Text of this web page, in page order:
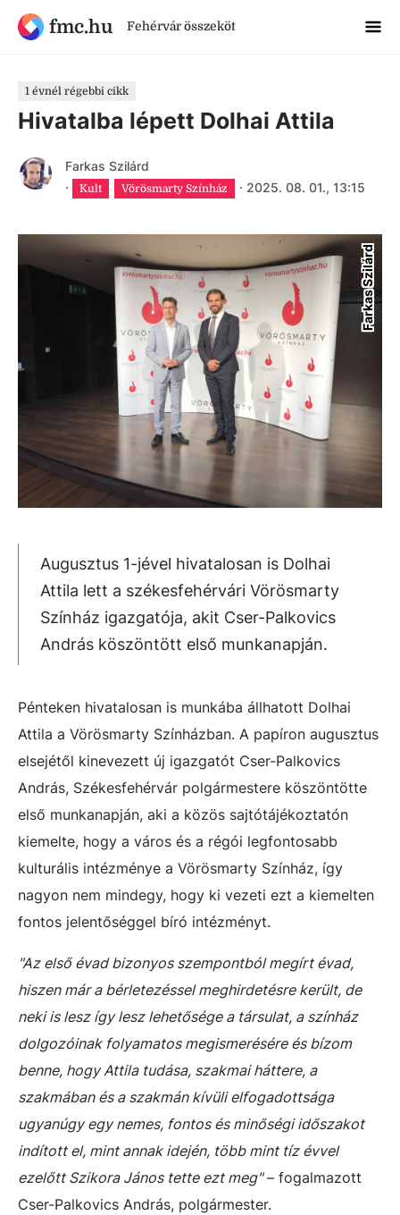
fmc.hu Fehérvár összeköt
1 évnél régebbi cikk
Hivatalba lépett Dolhai Attila
Farkas Szilárd
·
Kult Vörösmarty Színház · 2025. 08. 01., 13:15
Farkas Szilárd
Augusztus 1-jével hivatalosan is Dolhai
Attila lett a székesfehérvári Vörösmarty
Színház igazgatója, akit Cser-Palkovics
András köszöntött első munkanapján.
Pénteken hivatalosan is munkába állhatott Dolhai
Attila a Vörösmarty Színházban. A papíron augusztus
elsejétől kinevezett új igazgatót Cser-Palkovics
András, Székesfehérvár polgármestere köszöntötte
első munkanapján, aki a közös sajtótájékoztatón
kiemelte, hogy a város és a régói legfontosabb
kulturális intézménye a Vörösmarty Színház, így
nagyon nem mindegy, hogy ki vezeti ezt a kiemelten
fontos jelentőséggel bíró intézményt.
"Az első évad bizonyos szempontból megírt évad,
hiszen már a bérletezéssel meghirdetésre került, de
neki is lesz így lesz lehetősége a társulat, a színház
dolgozóinak folyamatos megismerésére és bízom
benne, hogy Attila tudása, szakmai háttere, a
szakmában és a szakmán kívüli elfogadottsága
ugyanúgy egy nemes, fontos és minőségi időszakot
indított el, mint annak idején, több mint tíz évvel
ezelőtt Szikora János tette ezt meg"– fogalmazott
Cser-Palkovics András, polgármester.